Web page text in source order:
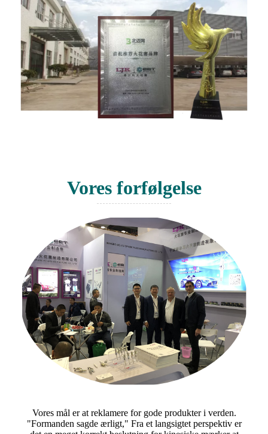
Vores forfølgelse
Vores mål er at reklamere for gode produkter i verden.
"Formanden sagde ærligt," Fra et langsigtet perspektiv er